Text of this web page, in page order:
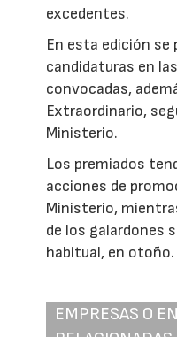
excedentes.
En esta edición
candidaturas en
convocadas,
Extraordinario,
Ministerio.
Los premiados
acciones de
Ministerio,
de los galardones
habitual, en otoño.
EMPRESAS O